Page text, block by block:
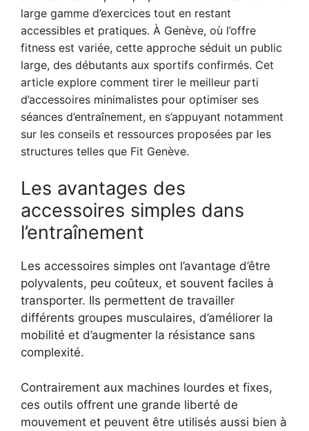
large gamme d’exercices tout en restant
accessibles et pratiques. À Genève, où l’offre
fitness est variée, cette approche séduit un public
large, des débutants aux sportifs confirmés. Cet
article explore comment tirer le meilleur parti
d’accessoires minimalistes pour optimiser ses
séances d’entraînement, en s’appuyant notamment
sur les conseils et ressources proposées par les
structures telles que Fit Genève.
Les avantages des
accessoires simples dans
l’entraînement
Les accessoires simples ont l’avantage d’être
polyvalents, peu coûteux, et souvent faciles à
transporter. Ils permettent de travailler
différents groupes musculaires, d’améliorer la
mobilité et d’augmenter la résistance sans
complexité.
Contrairement aux machines lourdes et fixes,
ces outils offrent une grande liberté de
mouvement et peuvent être utilisés aussi bien à